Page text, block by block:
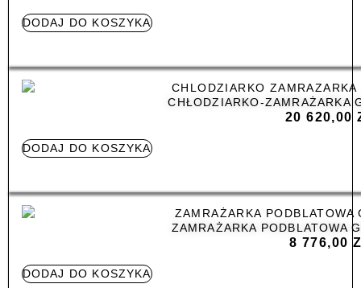
DODAJ DO KOSZYKA
CHŁODZIARKO-ZAMRAŻARKA
20 620,00
DODAJ DO KOSZYKA
ZAMRAŻARKA PODBLATOWA
8 776,00
DODAJ DO KOSZYKA